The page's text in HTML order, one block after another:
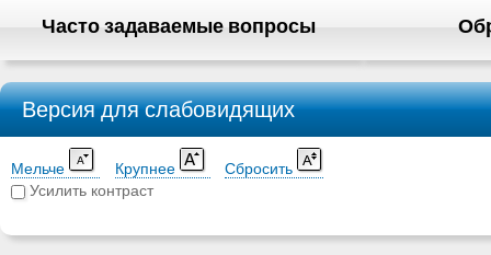
Часто задаваемые вопросы
Версия для слабовидящих
Мельче Крупнее
Сбросить
Усилить контраст